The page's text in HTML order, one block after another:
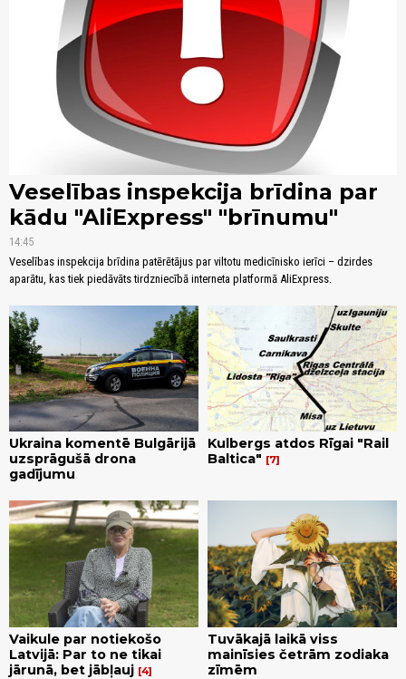
Veselības inspekcija brīdina par
kādu "AliExpress" "brīnumu"
14:45
Veselības inspekcija brīdina patērētājus par viltotu medicīnisko ierīci – dzirdes
aparātu, kas tiek piedāvāts tirdzniecībā interneta platformā AliExpress.
Ukraina komentē Bulgārijā
uzsprāgušā drona
gadījumu
Kulbergs atdos Rīgai "Rail
Baltica"
7
Vaikule par notiekošo
Latvijā: Par to ne tikai
jārunā, bet jābļauj 4
Tuvākajā laikā viss
mainīsies četrām zodiaka
zīmēm